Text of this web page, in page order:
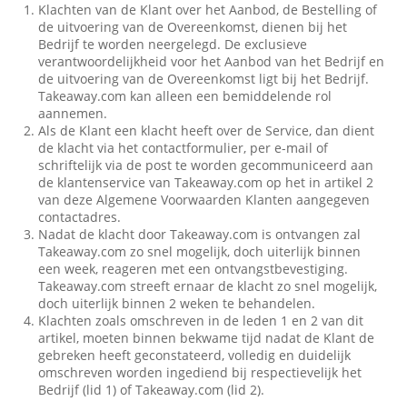
Klachten van de Klant over het Aanbod, de Bestelling of
de uitvoering van de Overeenkomst, dienen bij het
Bedrijf te worden neergelegd. De exclusieve
verantwoordelijkheid voor het Aanbod van het Bedrijf en
de uitvoering van de Overeenkomst ligt bij het Bedrijf.
Takeaway.com kan alleen een bemiddelende rol
aannemen.
Als de Klant een klacht heeft over de Service, dan dient
de klacht via het contactformulier, per e-mail of
schriftelijk via de post te worden gecommuniceerd aan
de klantenservice van Takeaway.com op het in artikel 2
van deze Algemene Voorwaarden Klanten aangegeven
contactadres.
Nadat de klacht door Takeaway.com is ontvangen zal
Takeaway.com zo snel mogelijk, doch uiterlijk binnen
een week, reageren met een ontvangstbevestiging.
Takeaway.com streeft ernaar de klacht zo snel mogelijk,
doch uiterlijk binnen 2 weken te behandelen.
Klachten zoals omschreven in de leden 1 en 2 van dit
artikel, moeten binnen bekwame tijd nadat de Klant de
gebreken heeft geconstateerd, volledig en duidelijk
omschreven worden ingediend bij respectievelijk het
Bedrijf (lid 1) of Takeaway.com (lid 2).